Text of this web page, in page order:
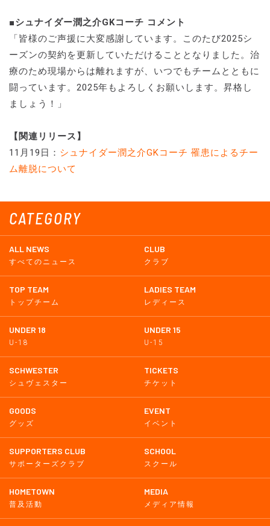
CATEGORY
ALL NEWS
すべてのニュース
CLUB
クラブ
TOP TEAM
トップチーム
LADIES TEAM
レディース
UNDER 18
U-18
UNDER 15
U-15
SCHWESTER
シュヴェスター
TICKETS
チケット
GOODS
グッズ
EVENT
イベント
SUPPORTERS CLUB
サポーターズクラブ
SCHOOL
スクール
HOMETOWN
普及活動
MEDIA
メディア情報
■シュナイダー潤之介GKコーチ コメント
「皆様のご声援に大変感謝しています。このたび2025シ
ーズンの契約を更新していただけることとなりました。治
療のため現場からは離れますが、いつでもチームとともに
闘っています。2025年もよろしくお願いします。昇格し
ましょう！」
【関連リリース】
11月19日： シュナイダー潤之介GKコーチ 罹患によるチー
ム離脱について